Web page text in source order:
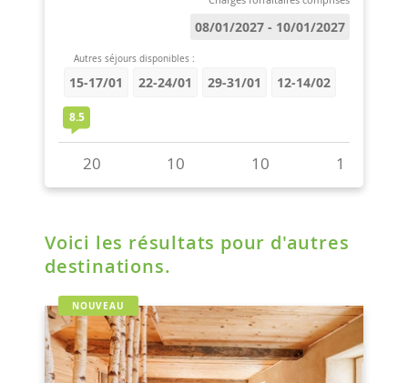
Voici les résultats pour d'autres
destinations.